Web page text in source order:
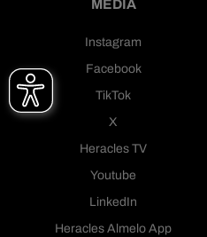
MEDIA
Instagram
Facebook
TikTok
X
Heracles TV
Youtube
LinkedIn
Heracles Almelo App